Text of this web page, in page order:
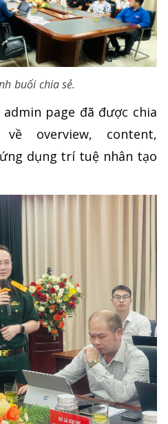
buổi chia sẻ.
page đã được chia
overview, content,
dụng trí tuệ nhân tạo